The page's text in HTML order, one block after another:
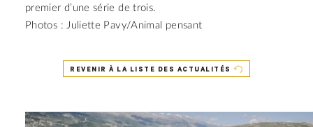
premier d’une série de trois.
Photos : Juliette Pavy/Animal pensant
REVENIR À LA LISTE DES ACTUALITÉS